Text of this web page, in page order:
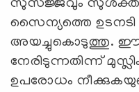
സുസജ്ജവും
സൈന്യത്തെ ഉടനടി
അയച്ചുകൊടുത്തു.
നേരിടുന്നതിന്ന്
ഉപരോധം